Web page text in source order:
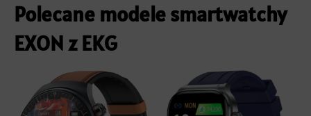
Polecane modele smartwatchy
EXON z EKG